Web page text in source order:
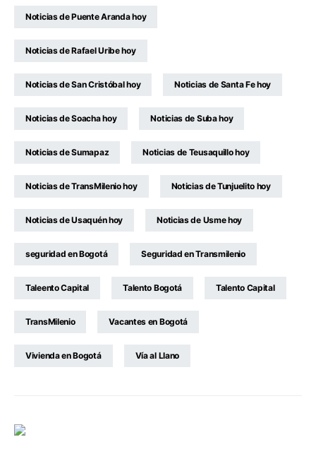
Noticias de Puente Aranda hoy
Noticias de Rafael Uribe hoy
Noticias de San Cristóbal hoy Noticias de Santa Fe hoy
Noticias de Soacha hoy Noticias de Suba hoy
Noticias de Sumapaz Noticias de Teusaquillo hoy
Noticias de TransMilenio hoy Noticias de Tunjuelito hoy
Noticias de Usaquén hoy Noticias de Usme hoy
seguridad en Bogotá Seguridad en Transmilenio
Taleento Capital Talento Bogotá Talento Capital
TransMilenio Vacantes en Bogotá
Vivienda en Bogotá Vía al Llano